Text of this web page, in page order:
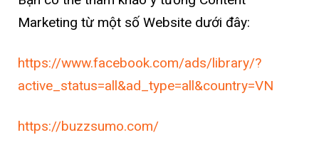
Marketing từ một số Website dưới đây:
https://www.facebook.com/ads/library/?
active_status=all&ad_type=all&country=VN
https://buzzsumo.com/